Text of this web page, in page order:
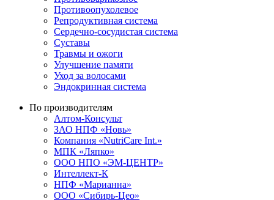
Противоопухолевое
Репродуктивная система
Сердечно-сосудистая система
Суставы
Травмы и ожоги
Улучшение памяти
Уход за волосами
Эндокринная система
По производителям
Алтом-Консульт
ЗАО НПФ «Новь»
Компания «NutriCare Int.»
МПК «Ляпко»
ООО НПО «ЭМ-ЦЕНТР»
Интеллект-К
НПФ «Марианна»
ООО «Сибирь-Цео»